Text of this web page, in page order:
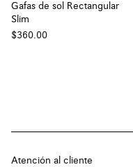
Gafas de sol Rectangular
Slim
$360.00
Atención al cliente